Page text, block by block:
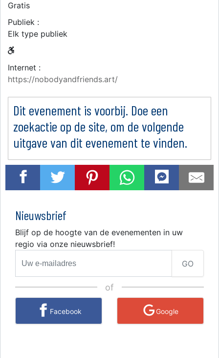
Gratis
Publiek :
Elk type publiek
Internet :
https://nobodyandfriends.art/
Dit evenement is voorbij. Doe een
zoekactie op de site, om de volgende
uitgave van dit evenement te vinden.
Nieuwsbrief
Blijf op de hoogte van de evenementen in uw
regio via onze nieuwsbrief!
GO
of
Facebook Google